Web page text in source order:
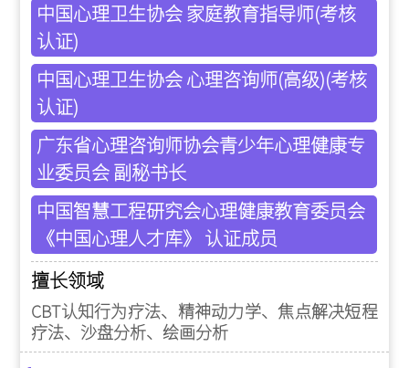
中国心理卫生协会 家庭教育指导师(考核
认证)
中国心理卫生协会 心理咨询师(高级)(考核
认证)
广东省心理咨询师协会青少年心理健康专
业委员会 副秘书长
中国智慧工程研究会心理健康教育委员会
《中国心理人才库》 认证成员
擅长领域
CBT认知行为疗法、精神动力学、焦点解决短程
疗法、沙盘分析、绘画分析